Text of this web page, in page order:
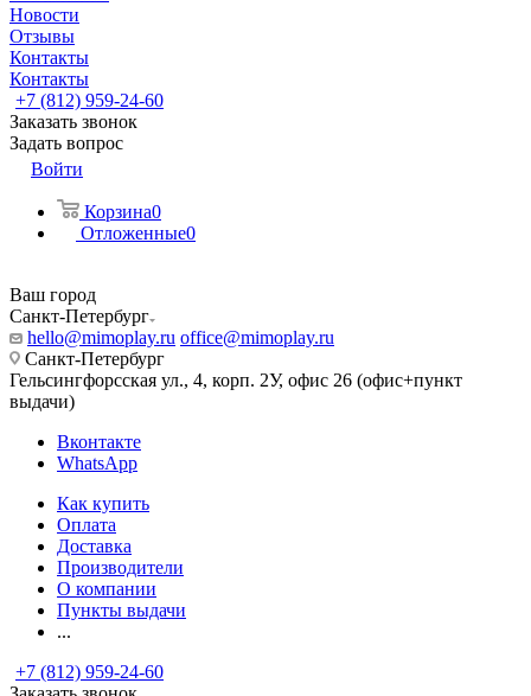
Новости
Отзывы
Контакты
Контакты
+7 (812) 959-24-60
Заказать звонок
Задать вопрос
Войти
Корзина0
Отложенные0
Ваш город
Санкт-Петербург
hello@mimoplay.ru office@mimoplay.ru
Санкт-Петербург
Гельсингфорсская ул., 4, корп. 2У, офис 26 (офис+пункт
выдачи)
Вконтакте
WhatsApp
Как купить
Оплата
Доставка
Производители
О компании
Пункты выдачи
...
+7 (812) 959-24-60